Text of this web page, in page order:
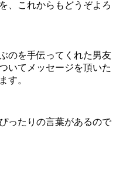
、これからもどうぞよろ
のを手伝ってくれた男友
いてメッセージを頂いた
す。
ったりの言葉があるので